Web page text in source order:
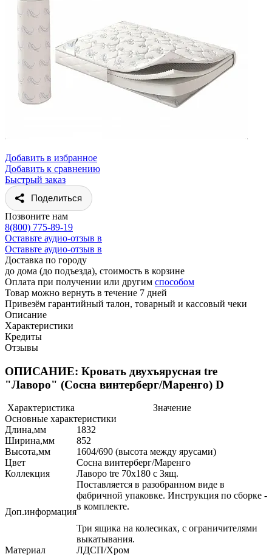
Добавить в избранное
Добавить к сравнению
Быстрый заказ
Поделиться
Позвоните нам
8(800) 775-89-19
Оставьте аудио-отзыв в
Оставьте аудио-отзыв в
Доставка по городу
до дома (до подъезда), стоимость в корзине
Оплата при получении или другим способом
Товар можно вернуть в течение 7 дней
Привезём гарантийный талон, товарный и кассовый чеки
Описание
Характеристики
Кредиты
Отзывы
ОПИСАНИЕ: Кровать двухъярусная tre
"Лаворо" (Сосна винтерберг/Маренго) D
Характеристика
Значение
Основные характеристики
Длина,мм
1832
Ширина,мм
852
Высота,мм
1604/690 (высота между ярусами)
Цвет
Сосна винтерберг/Маренго
Коллекция
Лаворо tre 70х180 с 3ящ.
Доп.информация
Поставляется в разобранном виде в
фабричной упаковке. Инструкция по сборке -
в комплекте.
Три ящика на колесиках, с ограничителями
выкатывания.
Материал
ЛДСП/Хром